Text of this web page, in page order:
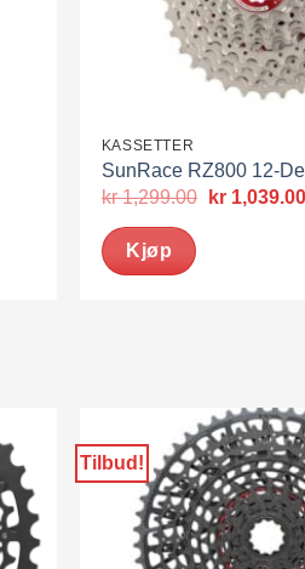
KASSETTER
SunRace RZ800 12-
kr1,299.00 Opprinnelig
kr1,039.00
Kjøp
Tilbud!